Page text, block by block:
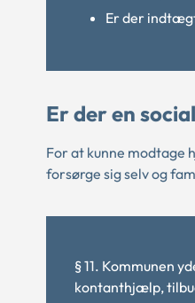
Er der
Er der en
For at kunne modtage
forsørge sig selv og
§ 11. Kommunen
kontanthjælp,